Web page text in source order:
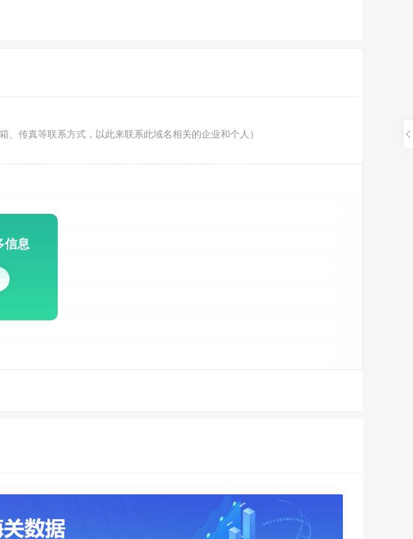
传真等联系方式，以此来联系此域名相关的企业和个人）
信息
